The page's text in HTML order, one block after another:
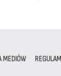
MEDIÓW